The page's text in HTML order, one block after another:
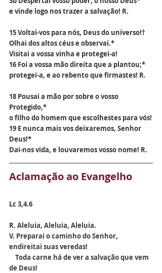
e vinde logo nos trazer a salvação! R.
15 Voltai-vos para nós, Deus do universo!†
Olhai dos altos céus e observai.*
Visitai a vossa vinha e protegei-a!
16 Foi a vossa mão direita que a plantou;*
protegei-a, e ao rebento que firmastes! R.
18 Pousai a mão por sobre o vosso
Protegido,*
o filho do homem que escolhestes para vós!
19 E nunca mais vos deixaremos, Senhor
Deus!*
Dai-nos vida, e louvaremos vosso nome! R.
Aclamação ao Evangelho
Lc 3,4.6
R. Aleluia, Aleluia, Aleluia.
V. Preparai o caminho do Senhor,
endireitai suas veredas!
de Deus!